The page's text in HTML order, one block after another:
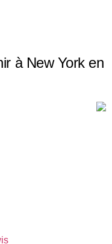
à New York en